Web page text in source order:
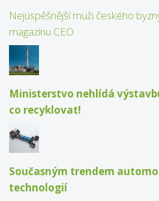
Nejúspěšnější muži českého
magazínu CEO
Ministerstvo nehlídá
co recyklovat!
Současným trendem
technologií